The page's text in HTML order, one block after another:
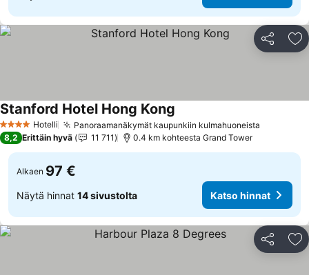
Jaa
4 Tähtiluokitus
Hotelli Panoraamanäkymät kaupunkiin kulmahuoneista
Stanford Hotel Hong Kong
8,2 Erittäin hyvä 11 711 0.4 km kohteesta Grand Tower
Alkaen 97 €
Näytä hinnat 14 sivustolta Katso hinnat
Jaa